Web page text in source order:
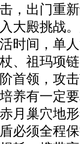
，出门重
大殿挑战
时间，单
、祖玛项
领，攻击
养有一定
月巢穴地
必须全程